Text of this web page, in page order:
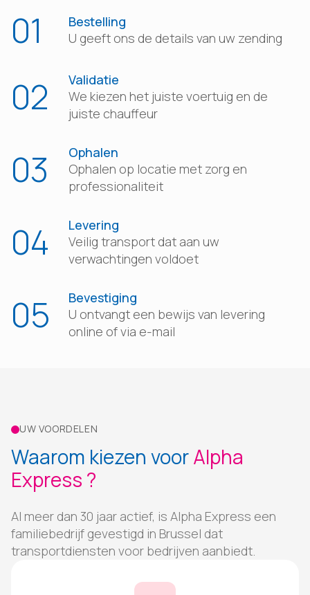
01
Bestelling
U geeft ons de details van uw zending
02
Validatie
We kiezen het juiste voertuig en de
juiste chauffeur
03
Ophalen
Ophalen op locatie met zorg en
professionaliteit
04
Levering
Veilig transport dat aan uw
verwachtingen voldoet
05
Bevestiging
U ontvangt een bewijs van levering
online of via e-mail
UW VOORDELEN
Waarom kiezen voorAlpha
Express ?
Al meer dan 30 jaar actief, is Alpha Express een
familiebedrijf gevestigd in Brussel dat
transportdiensten voor bedrijven aanbiedt.